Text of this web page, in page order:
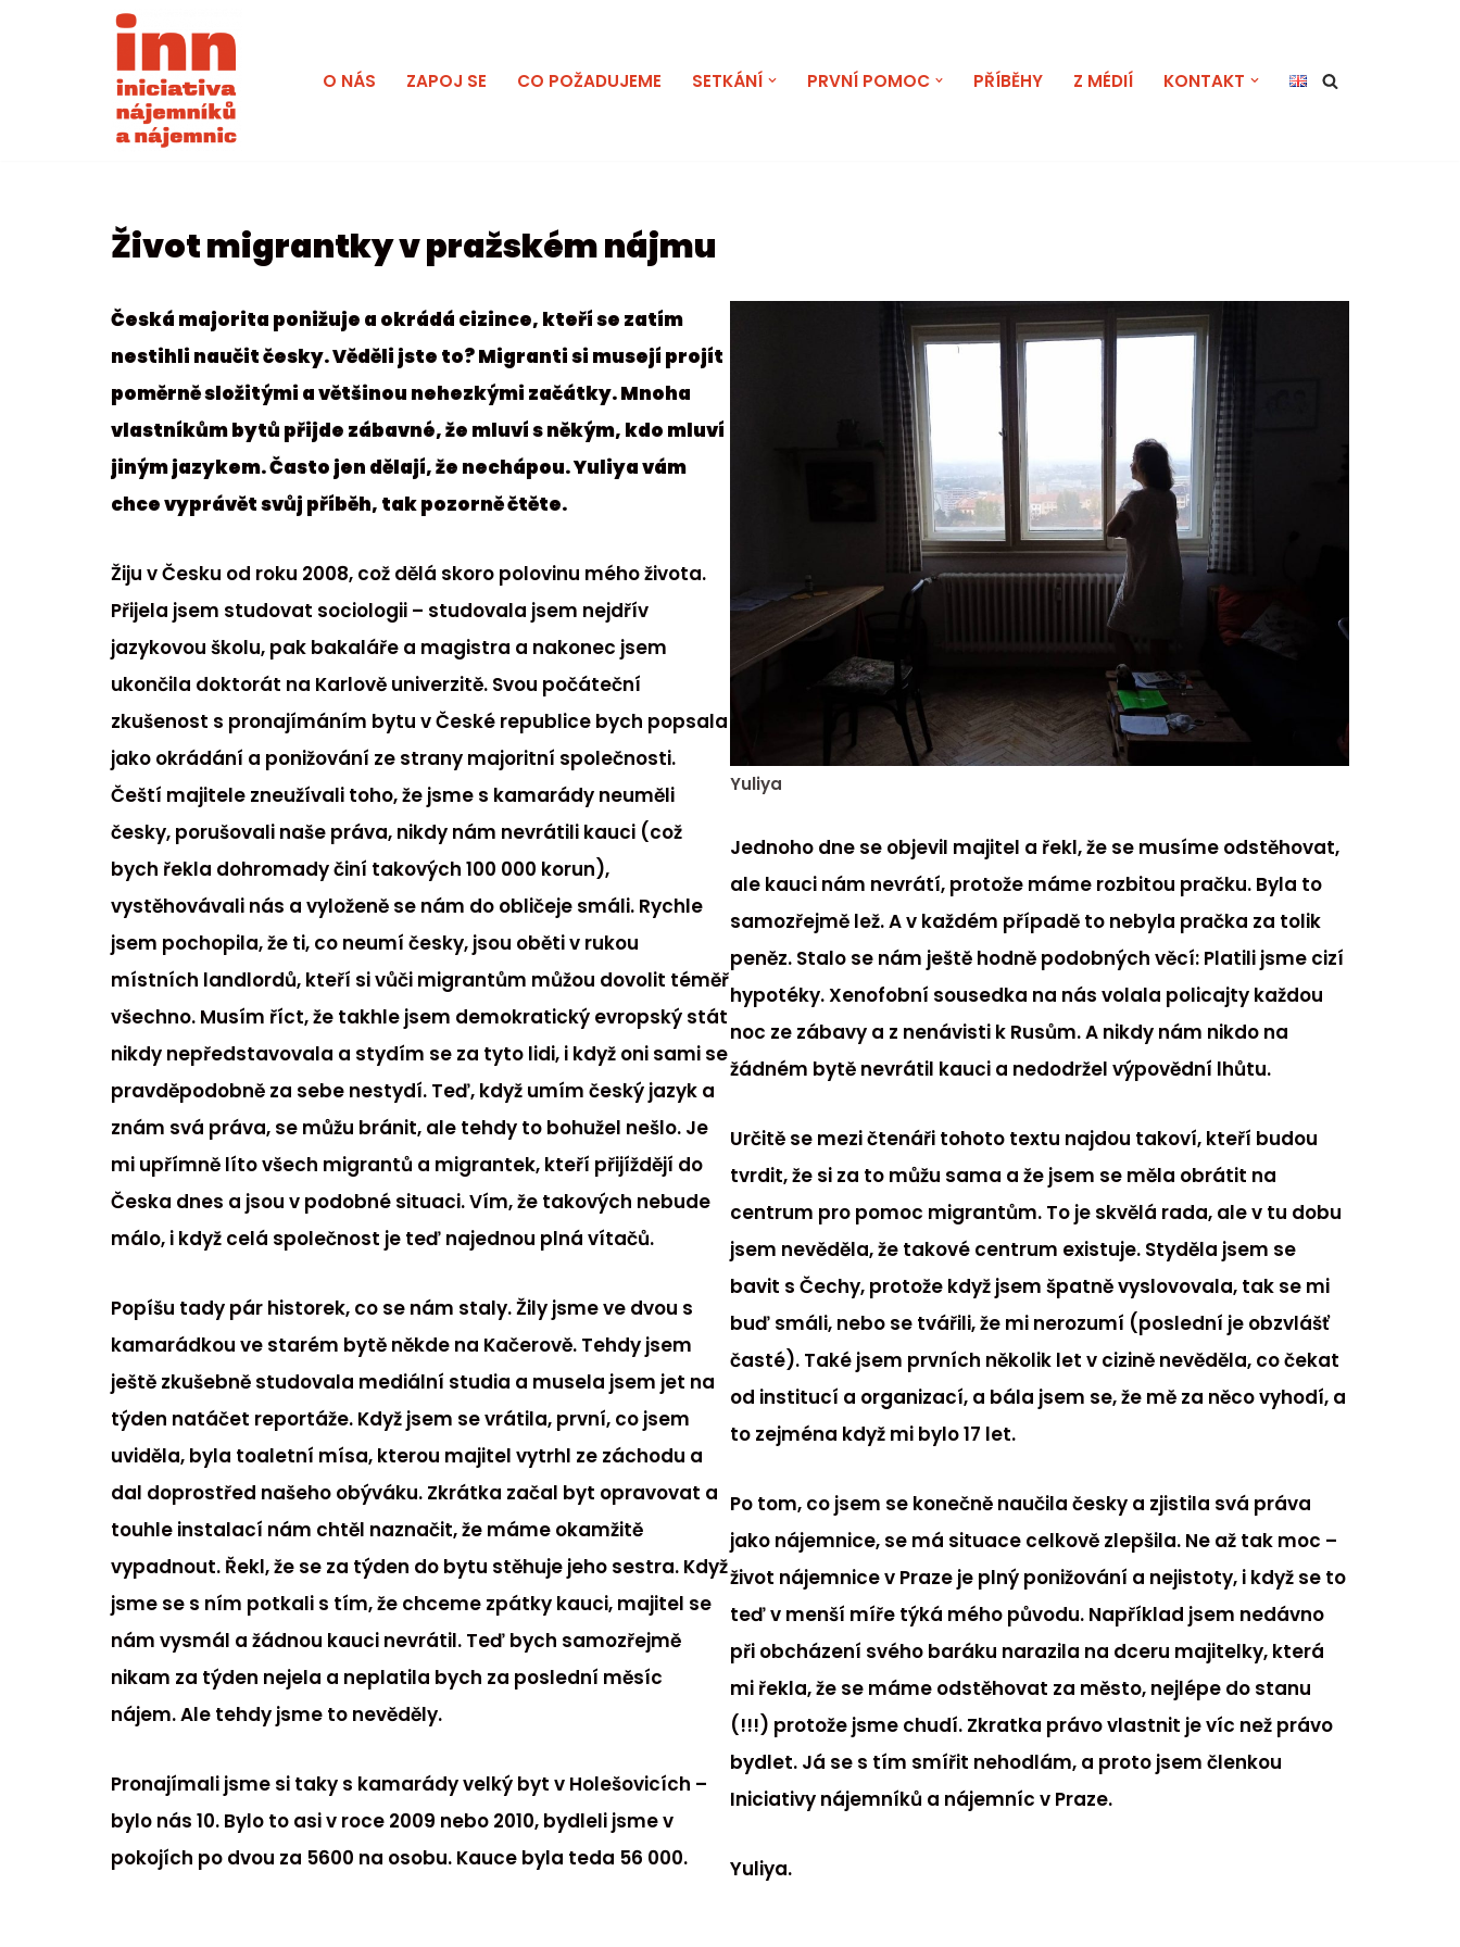
O NÁS ZAPOJ SE CO POŽADUJEME SETKÁNÍ PRVNÍ POMOC PŘÍBĚHY Z MÉDIÍ KONTAKT
Život migrantky v pražském nájmu
Česká majorita ponižuje a okrádá cizince, kteří se zatím
nestihli naučit česky. Věděli jste to? Migranti si musejí projít
poměrně složitými a většinou nehezkými začátky. Mnoha
vlastníkům bytů přijde zábavné, že mluví s někým, kdo mluví
jiným jazykem. Často jen dělají, že nechápou. Yuliya vám
chce vyprávět svůj příběh, tak pozorně čtěte.
Žiju v Česku od roku 2008, což dělá skoro polovinu mého života.
Přijela jsem studovat sociologii – studovala jsem nejdřív
jazykovou školu, pak bakaláře a magistra a nakonec jsem
ukončila doktorát na Karlově univerzitě. Svou počáteční
zkušenost s pronajímáním bytu v České republice bych popsala
jako okrádání a ponižování ze strany majoritní společnosti.
Čeští majitele zneužívali toho, že jsme s kamarády neuměli
česky, porušovali naše práva, nikdy nám nevrátili kauci (což
bych řekla dohromady činí takových 100 000 korun),
vystěhovávali nás a vyloženě se nám do obličeje smáli. Rychle
jsem pochopila, že ti, co neumí česky, jsou oběti v rukou
místních landlordů, kteří si vůči migrantům můžou dovolit téměř
všechno. Musím říct, že takhle jsem demokratický evropský stát
nikdy nepředstavovala a stydím se za tyto lidi, i když oni sami se
pravděpodobně za sebe nestydí. Teď, když umím český jazyk a
znám svá práva, se můžu bránit, ale tehdy to bohužel nešlo. Je
mi upřímně líto všech migrantů a migrantek, kteří přijíždějí do
Česka dnes a jsou v podobné situaci. Vím, že takových nebude
málo, i když celá společnost je teď najednou plná vítačů.
Popíšu tady pár historek, co se nám staly. Žily jsme ve dvou s
kamarádkou ve starém bytě někde na Kačerově. Tehdy jsem
ještě zkušebně studovala mediální studia a musela jsem jet na
týden natáčet reportáže. Když jsem se vrátila, první, co jsem
uviděla, byla toaletní mísa, kterou majitel vytrhl ze záchodu a
dal doprostřed našeho obýváku. Zkrátka začal byt opravovat a
touhle instalací nám chtěl naznačit, že máme okamžitě
vypadnout. Řekl, že se za týden do bytu stěhuje jeho sestra. Když
jsme se s ním potkali s tím, že chceme zpátky kauci, majitel se
nám vysmál a žádnou kauci nevrátil. Teď bych samozřejmě
nikam za týden nejela a neplatila bych za poslední měsíc
nájem. Ale tehdy jsme to nevěděly.
Pronajímali jsme si taky s kamarády velký byt v Holešovicích –
bylo nás 10. Bylo to asi v roce 2009 nebo 2010, bydleli jsme v
pokojích po dvou za 5600 na osobu. Kauce byla teda 56 000.
Yuliya
Jednoho dne se objevil majitel a řekl, že se musíme odstěhovat,
ale kauci nám nevrátí, protože máme rozbitou pračku. Byla to
samozřejmě lež. A v každém případě to nebyla pračka za tolik
peněz. Stalo se nám ještě hodně podobných věcí: Platili jsme cizí
hypotéky. Xenofobní sousedka na nás volala policajty každou
noc ze zábavy a z nenávisti k Rusům. A nikdy nám nikdo na
žádném bytě nevrátil kauci a nedodržel výpovědní lhůtu.
Určitě se mezi čtenáři tohoto textu najdou takoví, kteří budou
tvrdit, že si za to můžu sama a že jsem se měla obrátit na
centrum pro pomoc migrantům. To je skvělá rada, ale v tu dobu
jsem nevěděla, že takové centrum existuje. Styděla jsem se
bavit s Čechy, protože když jsem špatně vyslovovala, tak se mi
buď smáli, nebo se tvářili, že mi nerozumí (poslední je obzvlášť
časté). Také jsem prvních několik let v cizině nevěděla, co čekat
od institucí a organizací, a bála jsem se, že mě za něco vyhodí, a
to zejména když mi bylo 17 let.
Po tom, co jsem se konečně naučila česky a zjistila svá práva
jako nájemnice, se má situace celkově zlepšila. Ne až tak moc –
život nájemnice v Praze je plný ponižování a nejistoty, i když se to
teď v menší míře týká mého původu. Například jsem nedávno
při obcházení svého baráku narazila na dceru majitelky, která
mi řekla, že se máme odstěhovat za město, nejlépe do stanu
(!!!) protože jsme chudí. Zkratka právo vlastnit je víc než právo
bydlet. Já se s tím smířit nehodlám, a proto jsem členkou
Iniciativy nájemníků a nájemníc v Praze.
Yuliya.